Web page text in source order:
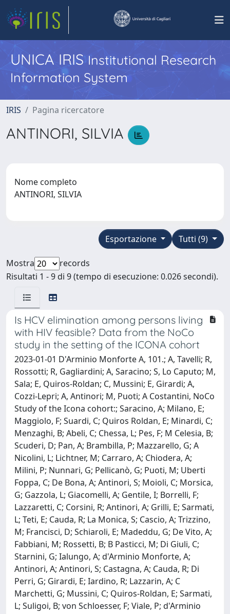
UNICA IRISInstitutional Research
Information System
IRIS Pagina ricercatore
ANTINORI, SILVIA
Nome completo
ANTINORI, SILVIA
Tutti (9)
Esportazione
Mostra
records
Risultati 1 - 9 di 9 (tempo di esecuzione: 0.026 secondi).
Is HCV elimination among persons living
with HIV feasible? Data from the NoCo
study in the setting of the ICONA cohort
2023-01-01 D'Arminio Monforte A, 101.; A, Tavelli; R,
Rossotti; R, Gagliardini; A, Saracino; S, Lo Caputo; M,
Sala; E, Quiros-Roldan; C, Mussini; E, Girardi; A,
Cozzi-Lepri; A, Antinori; M, Puoti; A Costantini, NoCo
Study of the Icona cohort:; Saracino, A; Milano, E;
Maggiolo, F; Suardi, C; Quiros Roldan, E; Minardi, C;
Menzaghi, B; Abeli, C; Chessa, L; Pes, F; M Celesia, B;
Scuderi, D; Pan, A; Brambilla, P; Mazzarello, G; A
Nicolini, L; Lichtner, M; Carraro, A; Chiodera, A;
Milini, P; Nunnari, G; Pellicanò, G; Puoti, M; Uberti
Foppa, C; De Bona, A; Antinori, S; Moioli, C; Morsica,
G; Gazzola, L; Giacomelli, A; Gentile, I; Borrelli, F;
Lazzaretti, C; Corsini, R; Antinori, A; Grilli, E; Sarmati,
L; Teti, E; Cauda, R; La Monica, S; Cascio, A; Trizzino,
M; Francisci, D; Schiaroli, E; Madeddu, G; De Vito, A;
Fabbiani, M; Rossetti, B; B Pasticci, M; Di Giuli, C;
Starnini, G; Ialungo, A; d'Arminio Monforte, A;
Antinori, A; Antinori, S; Castagna, A; Cauda, R; Di
Perri, G; Girardi, E; Iardino, R; Lazzarin, A; C
Marchetti, G; Mussini, C; Quiros-Roldan, E; Sarmati,
L; Suligoi, B; von Schloesser, F; Viale, P; d'Arminio